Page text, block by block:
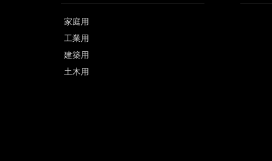
家庭用
工業用
建築用
土木用